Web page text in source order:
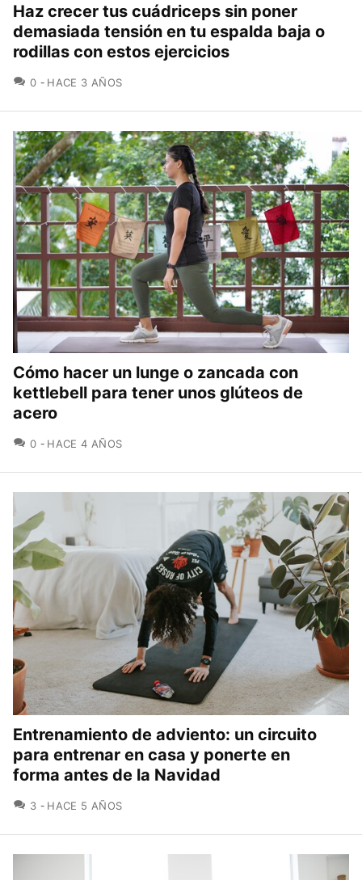
Haz crecer tus cuádriceps sin poner
demasiada tensión en tu espalda baja o
rodillas con estos ejercicios
0 COMENTARIOS
HACE 3 AÑOS
Cómo hacer un lunge o zancada con
kettlebell para tener unos glúteos de
acero
0 COMENTARIOS
HACE 4 AÑOS
Entrenamiento de adviento: un circuito
para entrenar en casa y ponerte en
forma antes de la Navidad
3 COMENTARIOS
HACE 5 AÑOS